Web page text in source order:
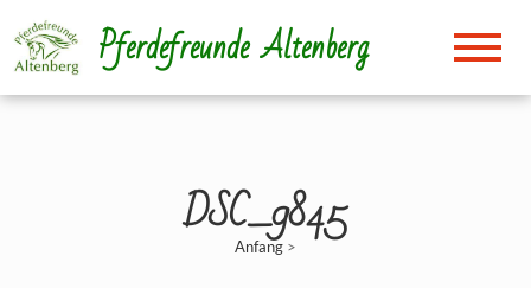
zum
Inhalt
Pferdefreunde Altenberg
DSC_9845
Anfang >